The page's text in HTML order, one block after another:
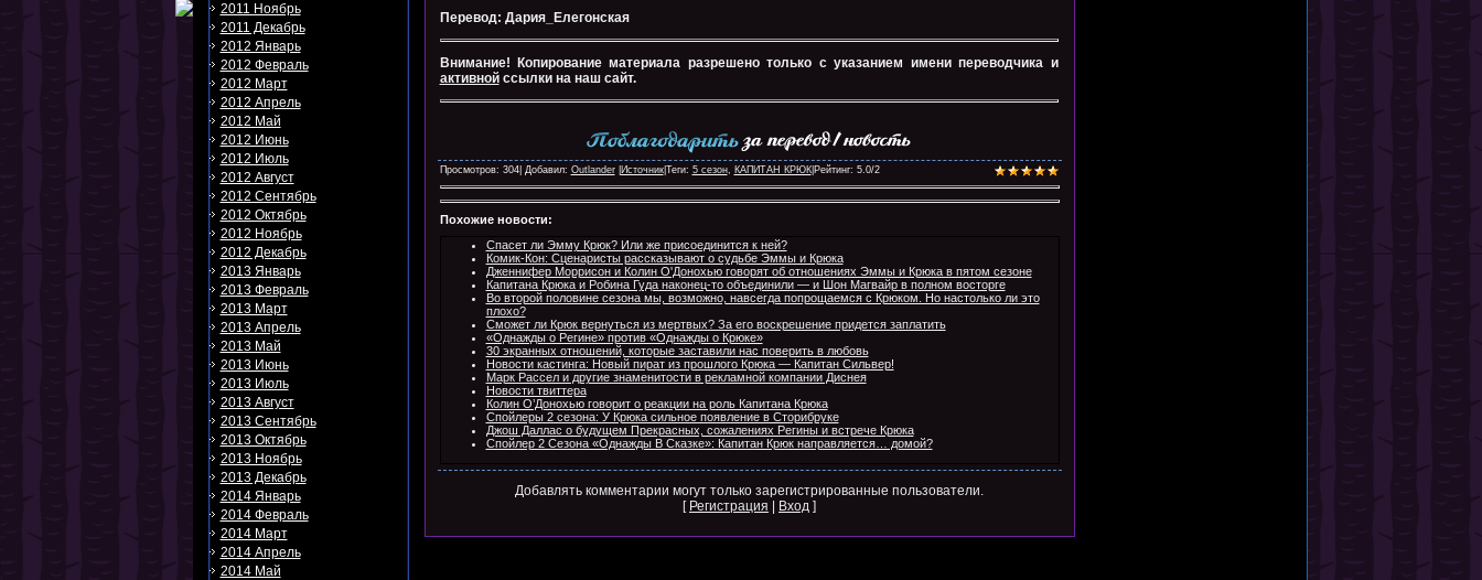
2011 Ноябрь
2011 Декабрь
2012 Январь
2012 Февраль
2012 Март
2012 Апрель
2012 Май
2012 Июнь
2012 Июль
2012 Август
2012 Сентябрь
2012 Октябрь
2012 Ноябрь
2012 Декабрь
2013 Январь
2013 Февраль
2013 Март
2013 Апрель
2013 Май
2013 Июнь
2013 Июль
2013 Август
2013 Сентябрь
2013 Октябрь
2013 Ноябрь
2013 Декабрь
2014 Январь
2014 Февраль
2014 Март
2014 Апрель
2014 Май
Перевод: Дария_Елегонская
Внимание! Копирование материала разрешено только с указанием имени переводчика и
активнойссылки на наш сайт.
Просмотров: 304| Добавил: Outlander| Источник|Теги: 5 сезон, КАПИТАН КРЮК|Рейтинг: 5.0/2
Похожие новости:
Спасет ли Эмму Крюк? Или же присоединится к ней?
Комик-Кон: Сценаристы рассказывают о судьбе Эммы и Крюка
Дженнифер Моррисон и Колин О'Донохью говорят об отношениях Эммы и Крюка в пятом сезоне
Капитана Крюка и Робина Гуда наконец-то объединили — и Шон Магвайр в полном восторге
Во второй половине сезона мы, возможно, навсегда попрощаемся с Крюком. Но настолько ли это
плохо?
Сможет ли Крюк вернуться из мертвых? За его воскрешение придется заплатить
«Однажды о Регине» против «Однажды о Крюке»
30 экранных отношений, которые заставили нас поверить в любовь
Новости кастинга: Новый пират из прошлого Крюка — Капитан Сильвер!
Марк Рассел и другие знаменитости в рекламной компании Диснея
Новости твиттера
Колин О’Донохью говорит о реакции на роль Капитана Крюка
Спойлеры 2 сезона: У Крюка сильное появление в Сторибруке
Джош Даллас о будущем Прекрасных, сожалениях Регины и встрече Крюка
Спойлер 2 Сезона «Однажды В Сказке»: Капитан Крюк направляется… домой?
Добавлять комментарии могут только зарегистрированные пользователи.
[ Регистрация Вход ]